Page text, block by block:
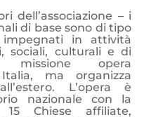
dell’associazione – i
di base sono di tipo
impegnati in attività
sociali, culturali e di
missione opera
ma organizza
L’opera è
nazionale con la
15 Chiese affiliate,